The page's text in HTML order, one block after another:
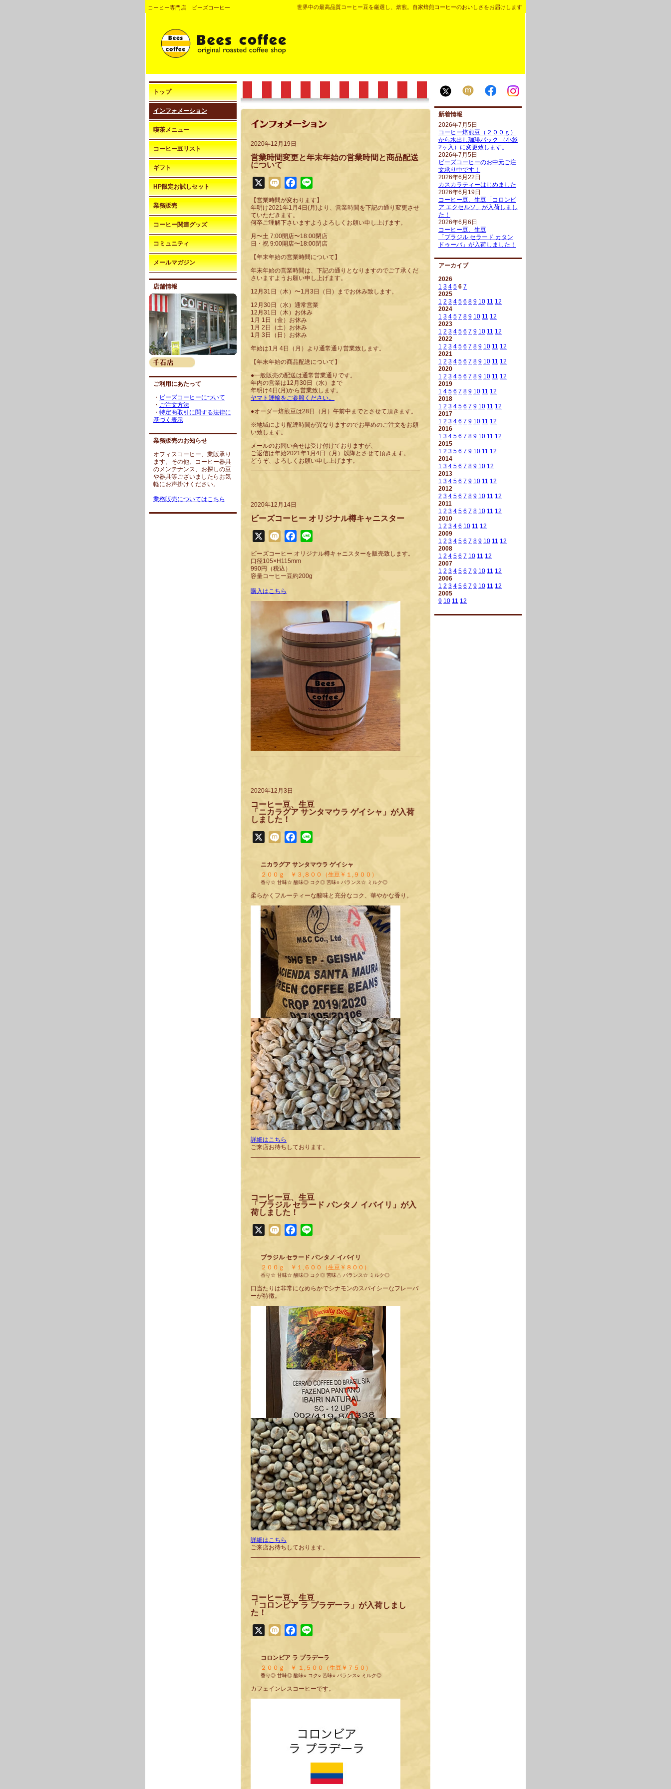
コーヒー専門店 ビーズコーヒー 世界中の最高品質コーヒー豆を厳選し、焙煎。自家焙煎コーヒーのおいしさをお届けします
トップ
インフォメーション
喫茶メニュー
コーヒー豆リスト
ギフト
HP限定お試しセット
業務販売
コーヒー関連グッズ
コミュニティ
メールマガジン
店舗情報
ご利用にあたって
・ ビーズコーヒーについて
・ ご注文方法
・ 特定商取引に関する法律に
基づく表示
業務販売のお知らせ
オフィスコーヒー、業販承り
ます。その他、コーヒー器具
のメンテナンス、お探しの豆
や器具等ございましたらお気
軽にお声掛けください。
業務販売についてはこちら
2020年12月19日
営業時間変更と年末年始の営業時間と商品配送
について
Mixi Facebook
【営業時間が変わります】
年明け2021年1月4日(月)より、営業時間を下記の通り変更させ
ていただきます。
何卒ご理解下さいますようよろしくお願い申し上げます。
月〜土 7:00開店〜18:00閉店
日・祝 9:00開店〜18:00閉店
【年末年始の営業時間について】
年末年始の営業時間は、下記の通りとなりますのでご了承くだ
さいますようお願い申し上げます。
12月31日（木）〜1月3日（日）までお休み致します。
12月30日（水）通常営業
12月31日（木）お休み
1月 1日（金）お休み
1月 2日（土）お休み
1月 3日（日）お休み
年始は1月 4日（月）より通常通り営業致します。
【年末年始の商品配送について】
●一般販売の配送は通常営業通りです。
年内の営業は12月30日（水）まで
年明け4日(月)から営業致します。
ヤマト運輸をご参照ください。
●オーダー焙煎豆は28日（月）午前中までとさせて頂きます。
※地域により配達時間が異なりますのでお早めのご注文をお願
い致します。
メールのお問い合せは受け付けておりますが、
ご返信は年始2021年1月4日（月）以降とさせて頂きます。
どうぞ、よろしくお願い申し上げます。
2020年12月14日
ビーズコーヒー オリジナル樽キャニスター
Mixi Facebook
ビーズコーヒー オリジナル樽キャニスターを販売致します。
口径105×H115mm
990円（税込）
容量コーヒー豆約200g
購入はこちら
2020年12月3日
コーヒー豆、生豆
「ニカラグア サンタマウラ ゲイシャ」が入荷
しました！
Mixi Facebook
ニカラグア サンタマウラ ゲイシャ
２００ｇ ￥３,８００（生豆￥１,９００）
香り☆ 甘味☆ 酸味◎ コク◎ 苦味○ バランス☆ ミルク◎
柔らかくフルーティーな酸味と充分なコク、華やかな香り。
詳細はこちら
ご来店お待ちしております。
コーヒー豆、生豆
「ブラジル セラード パンタノ イバイリ」が入
荷しました！
Mixi Facebook
ブラジル セラード パンタノ イバイリ
２００ｇ ￥１,６００（生豆￥８００）
香り☆ 甘味☆ 酸味◎ コク◎ 苦味△ バランス☆ ミルク◎
口当たりは非常になめらかでシナモンのスパイシーなフレーバ
ーが特徴。
詳細はこちら
ご来店お待ちしております。
コーヒー豆、生豆
「コロンビア ラ プラデーラ」が入荷しまし
た！
Mixi Facebook
コロンビア ラ プラデーラ
２００ｇ ￥ １,５００（生豆￥７５０）
香り◎ 甘味◎ 酸味○ コク○ 苦味○ バランス○ ミルク◎
カフェインレスコーヒーです。
新着情報
2026年7月5日
コーヒー焙煎豆（２００ｇ）
から水出し珈琲パック （小袋
2ヶ入）に変更致します。
2026年7月5日
ビーズコーヒーのお中元ご注
文承り中です！
2026年6月22日
カスカラティーはじめました
2026年6月19日
コーヒー豆、生豆「コロンビ
ア エクセルソ」が入荷しまし
た！
2026年6月6日
コーヒー豆、生豆
「ブラジル セラード カタン
ドゥーバ」が入荷しました！
アーカイブ
2026
1 3 4 5 6 7
2025
1 2 3 4 5 6 8 9 10 11 12
2024
1 3 4 5 7 8 9 10 11 12
2023
1 2 3 4 5 6 7 9 10 11 12
2022
1 2 3 4 5 6 7 8 9 10 11 12
2021
1 2 3 4 5 6 7 8 9 10 11 12
2020
1 2 3 4 5 6 7 8 9 10 11 12
2019
1 4 5 6 7 8 9 10 11 12
2018
1 2 3 4 5 6 7 9 10 11 12
2017
1 2 3 4 6 7 9 10 11 12
2016
1 3 4 5 6 7 8 9 10 11 12
2015
1 2 3 5 6 7 9 10 11 12
2014
1 3 4 5 6 7 8 9 10 12
2013
1 3 4 5 6 7 9 10 11 12
2012
2 3 4 5 6 7 8 9 10 11 12
2011
1 2 3 4 5 6 7 8 10 11 12
2010
1 2 3 4 6 10 11 12
2009
1 2 3 4 5 6 7 8 9 10 11 12
2008
1 2 4 5 6 7 10 11 12
2007
1 2 3 4 5 6 7 9 10 11 12
2006
1 2 3 4 5 6 7 9 10 11 12
2005
9 10 11 12